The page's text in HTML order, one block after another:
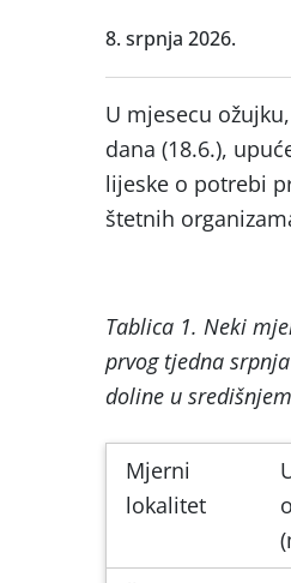
8. srpnja 2026.
U mjesecu
dana (18.6.),
lijeske o potrebi
štetnih
Tablica 1. Neki
prvog tjedna
doline u
Mjerni
lokalitet